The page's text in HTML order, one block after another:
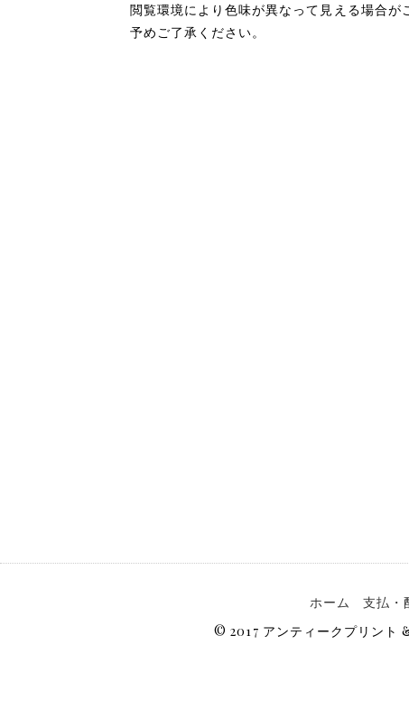
閲覧環境により色味が異なって見える場合が
予めご了承ください。
ホーム 支払・
© 2017 アンティークプリント